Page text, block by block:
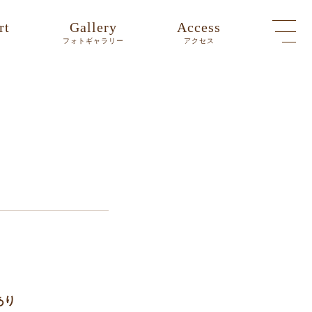
Gallery
フォトギャラリー
Access
アクセス